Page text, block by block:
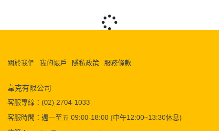
關於我們 我的帳戶 隱私政策 服務條款
韋克有限公司
客服專線：(02) 2704-1033
客服時間：週一至五 09:00-18:00 (中午12:00~13:30休息)